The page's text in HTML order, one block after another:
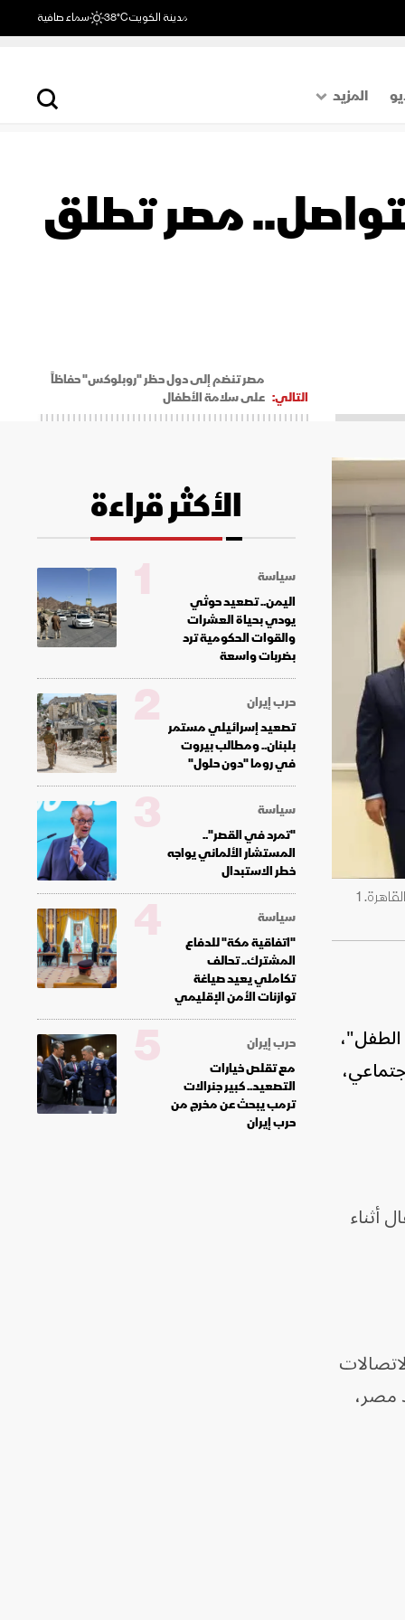
مدينة الكويت38°C سماء صافية
المزيد
اقتصاد
مصر تطلق
التالي:
مصر تنضم إلى دول حظر "روبلوكس" حفاظاً
على سلامة الأطفال
وزير الاتصالات المصري رأفت هندي يتوسط ممثلي شركات الاتصالات الأربع خلال توقيع خدمتي "اطمن" و"اطمن على الآخر"، القاهرة. 1
أثناء
مصر،
الأكثر قراءة
سياسة
اليمن.. تصعيد حوثي
يودي بحياة العشرات
والقوات الحكومية ترد
بضربات واسعة
1
حرب إيران
تصعيد إسرائيلي مستمر
بلبنان.. ومطالب بيروت
في روما "دون حلول"
2
سياسة
"تمرد في القصر"..
المستشار الألماني يواجه
خطر الاستبدال
3
سياسة
"اتفاقية مكة" للدفاع
المشترك.. تحالف
تكاملي يعيد صياغة
توازنات الأمن الإقليمي
4
حرب إيران
مع تقلص خيارات
التصعيد.. كبير جنرالات
ترمب يبحث عن مخرج من
حرب إيران
5